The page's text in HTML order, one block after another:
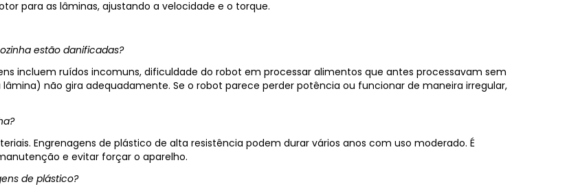
para as lâminas, ajustando a velocidade e o torque.
estão danificadas?
incluem ruídos incomuns, dificuldade do robot em processar alimentos que antes processavam sem
não gira adequadamente. Se o robot parece perder potência ou funcionar de maneira irregular,
Engrenagens de plástico de alta resistência podem durar vários anos com uso moderado. É
e evitar forçar o aparelho.
de plástico?